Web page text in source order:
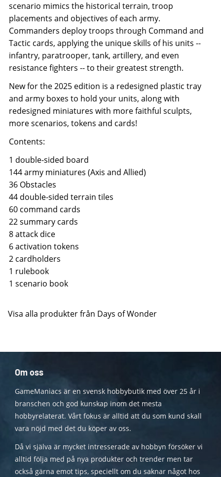
scenario mimics the historical terrain, troop
placements and objectives of each army.
Commanders deploy troops through Command and
Tactic cards, applying the unique skills of his units --
infantry, paratrooper, tank, artillery, and even
resistance fighters -- to their greatest strength.
New for the 2025 edition is a redesigned plastic tray
and army boxes to hold your units, along with
redesigned miniatures with more faithful sculpts,
more scenarios, tokens and cards!
Contents:
1 double-sided board
144 army miniatures (Axis and Allied)
36 Obstacles
44 double-sided terrain tiles
60 command cards
22 summary cards
8 attack dice
6 activation tokens
2 cardholders
1 rulebook
1 scenario book
Visa alla produkter från Days of Wonder
Om oss
GameManiacs är en svensk hobbybutik med över 25 år i
branschen och god kunskap inom det mesta
hobbyrelaterat. Vårt fokus är alltid att du som kund skall
vara nöjd med det du köper av oss.
Då vi själva är mycket intresserade av hobbyn försöker vi
alltid följa med på nya produkter och trender men tar
också gärna emot tips, speciellt om du saknar något hos